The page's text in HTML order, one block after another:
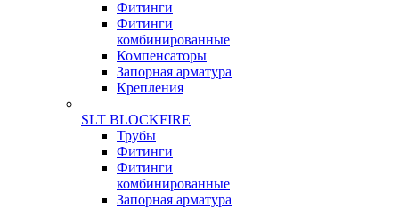
Фитинги
Фитинги
комбинированные
Компенсаторы
Запорная арматура
Крепления
SLT BLOCKFIRE
Трубы
Фитинги
Фитинги
комбинированные
Запорная арматура